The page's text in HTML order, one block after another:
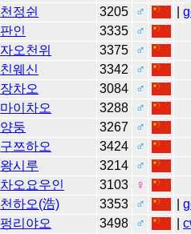
천정쉰 3205 ♂ |
판인 3335
♂
자오천위 3375
♂
친웨신 3342
♂
장차오 3084
♂
마이차오 3288
♂
양둥 3267
♂
구쯔하오 3424
♂
왕시루 3214
♂
차오요우인 3103
♀
천하오(浩) 3353 ♂ |
펑리야오 3498 ♂ |